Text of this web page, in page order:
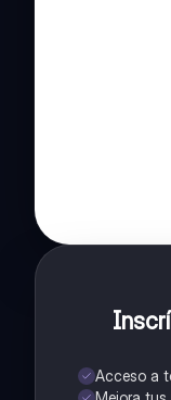
Acceso a